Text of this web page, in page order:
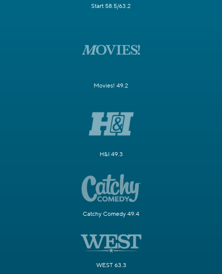
Start 58.5/63.2
Movies! 49.2
H&I 49.3
Catchy Comedy 49.4
WEST 63.3